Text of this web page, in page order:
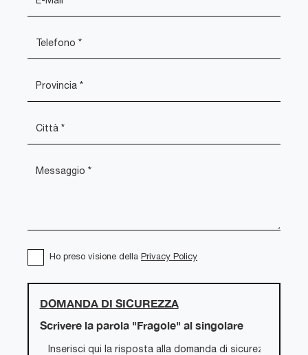
Ho preso visione della Privacy Policy
DOMANDA DI SICUREZZA
Scrivere la parola "Fragole" al singolare